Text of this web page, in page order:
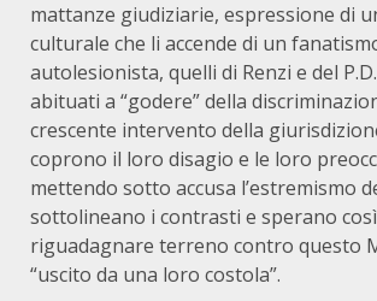
mattanze giudiziarie, espressione di
culturale che li accende di un
autolesionista, quelli di Renzi e del
abituati a “godere” della
crescente intervento della
coprono il loro disagio e le loro
mettendo sotto accusa l’estremismo
sottolineano i contrasti e sperano
riguadagnare terreno contro questo
“uscito da una loro costola”.